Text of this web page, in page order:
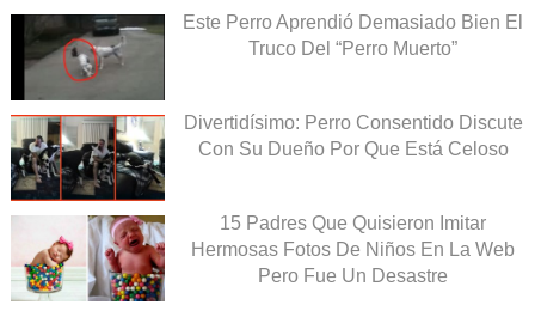
Este Perro Aprendió Demasiado Bien El
Truco Del “Perro Muerto”
Divertidísimo: Perro Consentido Discute
Con Su Dueño Por Que Está Celoso
15 Padres Que Quisieron Imitar
Hermosas Fotos De Niños En La Web
Pero Fue Un Desastre